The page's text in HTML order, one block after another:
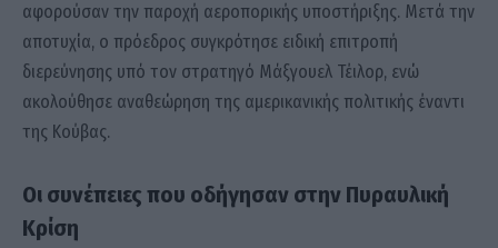
αφορούσαν την παροχή αεροπορικής υποστήριξης. Μετά την
αποτυχία, ο πρόεδρος συγκρότησε ειδική επιτροπή
διερεύνησης υπό τον στρατηγό Μάξγουελ Τέιλορ, ενώ
ακολούθησε αναθεώρηση της αμερικανικής πολιτικής έναντι
της Κούβας.
Οι συνέπειες που οδήγησαν στην Πυραυλική
Κρίση